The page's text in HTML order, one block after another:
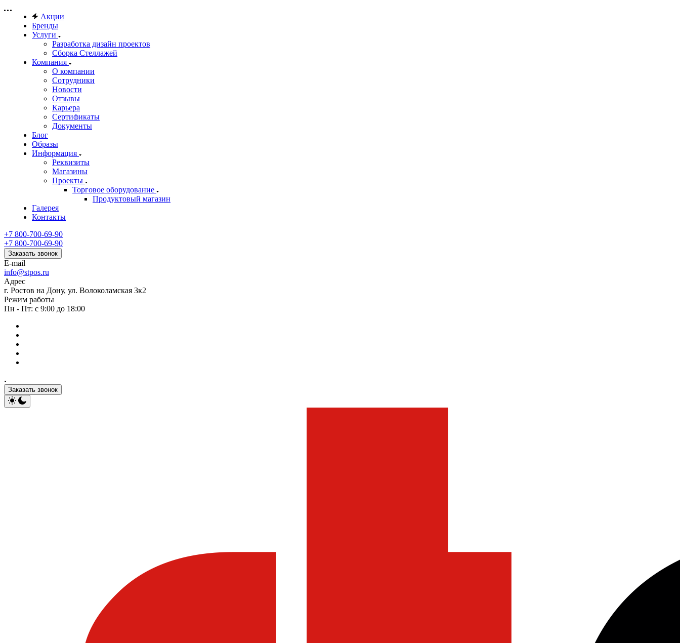
Акции
Бренды
Услуги
Разработка дизайн проектов
Сборка Стеллажей
Компания
О компании
Сотрудники
Новости
Отзывы
Карьера
Сертификаты
Документы
Блог
Образы
Информация
Реквизиты
Магазины
Проекты
Торговое оборудование
Продуктовый магазин
Галерея
Контакты
+7 800-700-69-90
+7 800-700-69-90
Заказать звонок
E-mail
info@stpos.ru
Адрес
г. Ростов на Дону, ул. Волоколамская 3к2
Режим работы
Пн - Пт: с 9:00 до 18:00
Заказать звонок